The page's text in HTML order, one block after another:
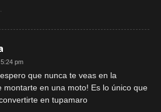
pm
que nunca te veas en la
montarte en una moto! Es lo único que
en tupamaro